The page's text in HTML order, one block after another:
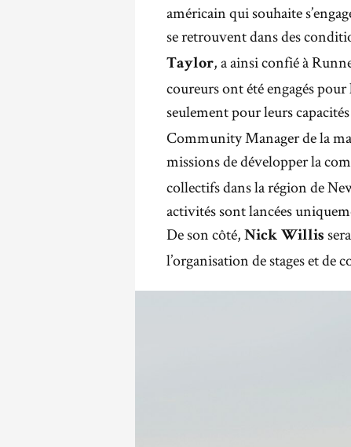
américain qui souhaite
se retrouvent dans des
Taylor, a ainsi confié à
coureurs ont été engagés
seulement pour leurs
Community Manager de la
missions de développer la
collectifs dans la région de
activités sont lancées
De son côté, Nick Willis
l’organisation de stages et de